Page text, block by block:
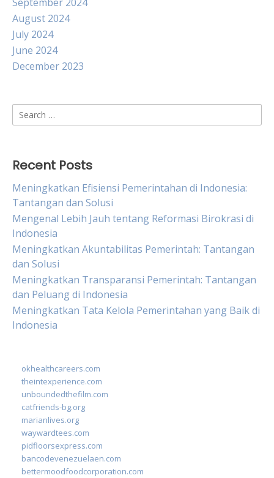
August 2024
July 2024
June 2024
December 2023
Search
for:
Recent Posts
Meningkatkan Efisiensi Pemerintahan di Indonesia:
Tantangan dan Solusi
Mengenal Lebih Jauh tentang Reformasi Birokrasi di
Indonesia
Meningkatkan Akuntabilitas Pemerintah: Tantangan
dan Solusi
Meningkatkan Transparansi Pemerintah: Tantangan
dan Peluang di Indonesia
Meningkatkan Tata Kelola Pemerintahan yang Baik di
Indonesia
okhealthcareers.com
theintexperience.com
unboundedthefilm.com
catfriends-bg.org
marianlives.org
waywardtees.com
pidfloorsexpress.com
bancodevenezuelaen.com
bettermoodfoodcorporation.com